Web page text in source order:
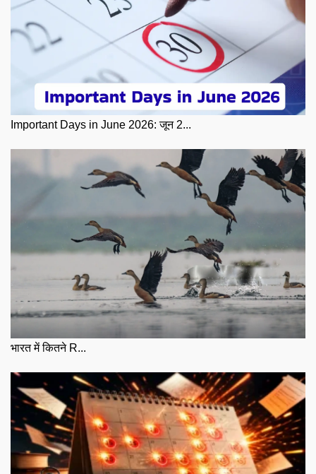
Important Days in June 2026: जून 2...
भारत में कितने R...